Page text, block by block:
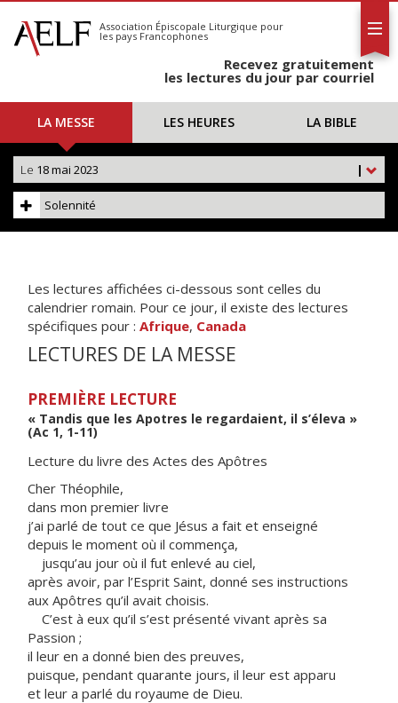
S'abonner
Calendrier
Association Épiscopale Liturgique pour
les pays Francophones
Recevez gratuitement
les lectures du jour par courriel
LA MESSE LES HEURES LA BIBLE
|
Le 18 mai 2023
Solennité
Les lectures affichées ci-dessous sont celles du
calendrier romain. Pour ce jour, il existe des lectures
spécifiques pour : Afrique, Canada
LECTURES DE LA MESSE
PREMIÈRE LECTURE
« Tandis que les Apotres le regardaient, il s’éleva »
(Ac 1, 1-11)
Lecture du livre des Actes des Apôtres
Cher Théophile,
dans mon premier livre
j’ai parlé de tout ce que Jésus a fait et enseigné
depuis le moment où il commença,
jusqu’au jour où il fut enlevé au ciel,
après avoir, par l’Esprit Saint, donné ses instructions
aux Apôtres qu’il avait choisis.
C’est à eux qu’il s’est présenté vivant après sa
Passion ;
il leur en a donné bien des preuves,
puisque, pendant quarante jours, il leur est apparu
et leur a parlé du royaume de Dieu.